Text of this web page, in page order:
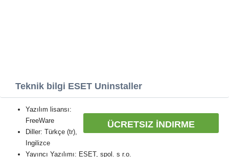
Teknik bilgi ESET Uninstaller
ÜCRETSIZ İNDIRME
Yazılım lisansı:
FreeWare
Diller: Türkçe (tr),
Ingilizce
Yayıncı Yazılımı: ESET, spol. s r.o.